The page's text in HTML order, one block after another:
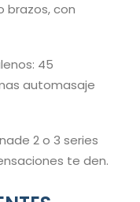
brazos, con
45
automasaje
2 o 3 series
te den.